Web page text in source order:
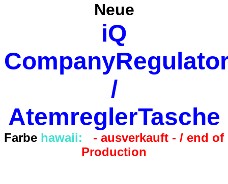
Neue
iQ
/
AtemreglerTasche
Farbe hawaii: - ausverkauft - / end of
Production